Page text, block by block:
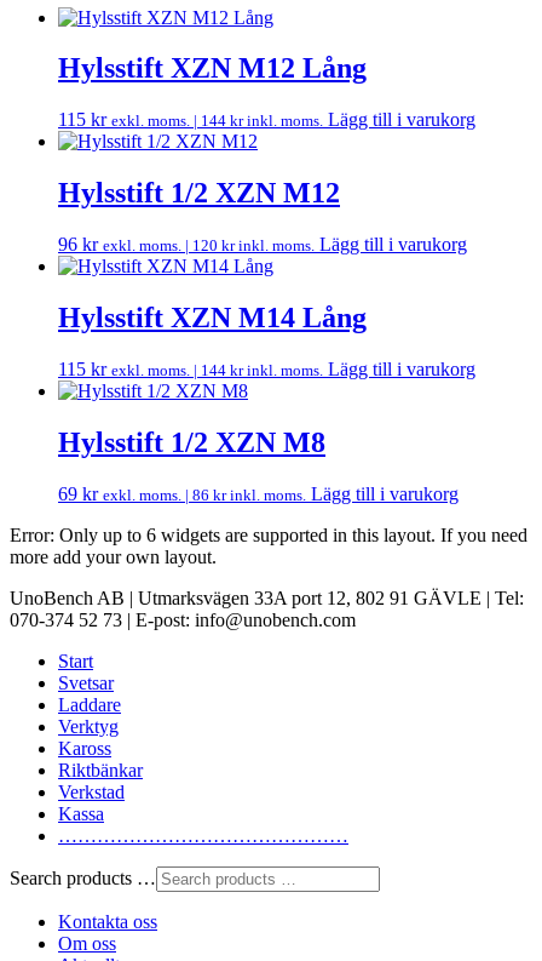
Hylsstift XZN M12 Lång
115 kr exkl. moms. | 144 krinkl. moms. Lägg till i varukorg
Hylsstift 1/2 XZN M12
96 kr exkl. moms. | 120 krinkl. moms. Lägg till i varukorg
Hylsstift XZN M14 Lång
115 kr exkl. moms. | 144 krinkl. moms. Lägg till i varukorg
Hylsstift 1/2 XZN M8
69 kr exkl. moms. | 86 krinkl. moms. Lägg till i varukorg
Error: Only up to 6 widgets are supported in this layout. If you need
more add your own layout.
UnoBench AB | Utmarksvägen 33A port 12, 802 91 GÄVLE | Tel:
070-374 52 73 | E-post: info@unobench.com
Start
Svetsar
Laddare
Verktyg
Kaross
Riktbänkar
Verkstad
Kassa
………………………………………
Search products …
Kontakta oss
Om oss